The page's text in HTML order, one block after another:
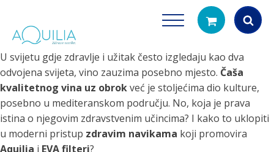
search
U svijetu gdje zdravlje i užitak često izgledaju kao dva
odvojena svijeta, vino zauzima posebno mjesto. Čaša
kvalitetnog vina uz obrokveć je stoljećima dio kulture,
posebno u mediteranskom području. No, koja je prava
istina o njegovim zdravstvenim učincima? I kako to uklopiti
u moderni pristup zdravim navikama koji promovira
Aquilia i EVA filteri?